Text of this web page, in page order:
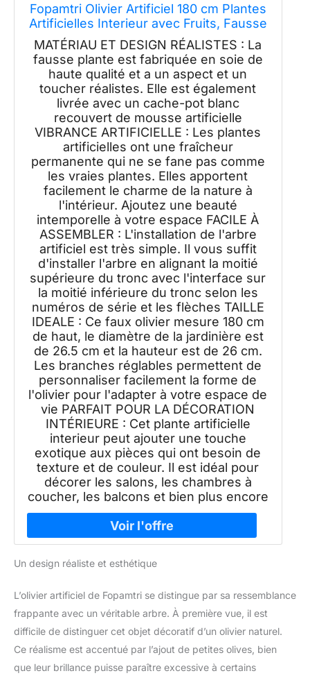
Fopamtri Olivier Artificiel 180 cm Plantes
Artificielles Interieur avec Fruits, Fausse
Plante Olivier en Blanc Pot pour Maison
Chambre Bureau Balcon Déco (1 Pièce)
MATÉRIAU ET DESIGN RÉALISTES : La
fausse plante est fabriquée en soie de
haute qualité et a un aspect et un
toucher réalistes. Elle est également
livrée avec un cache-pot blanc
recouvert de mousse artificielle
VIBRANCE ARTIFICIELLE : Les plantes
artificielles ont une fraîcheur
permanente qui ne se fane pas comme
les vraies plantes. Elles apportent
facilement le charme de la nature à
l'intérieur. Ajoutez une beauté
intemporelle à votre espace FACILE À
ASSEMBLER : L'installation de l'arbre
artificiel est très simple. Il vous suffit
d'installer l'arbre en alignant la moitié
supérieure du tronc avec l'interface sur
la moitié inférieure du tronc selon les
numéros de série et les flèches TAILLE
IDEALE : Ce faux olivier mesure 180 cm
de haut, le diamètre de la jardinière est
de 26.5 cm et la hauteur est de 26 cm.
Les branches réglables permettent de
personnaliser facilement la forme de
l'olivier pour l'adapter à votre espace de
vie PARFAIT POUR LA DÉCORATION
INTÉRIEURE : Cet plante artificielle
interieur peut ajouter une touche
exotique aux pièces qui ont besoin de
texture et de couleur. Il est idéal pour
décorer les salons, les chambres à
coucher, les balcons et bien plus encore
Un design réaliste et esthétique
L’olivier artificiel de Fopamtri se distingue par sa ressemblance
frappante avec un véritable arbre. À première vue, il est
difficile de distinguer cet objet décoratif d’un olivier naturel.
Ce réalisme est accentué par l’ajout de petites olives, bien
que leur brillance puisse paraître excessive à certains